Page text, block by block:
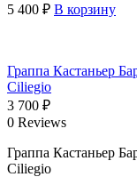
5 400 ₽ В корзину
Граппа Кастаньер
Ciliegio
3 700 ₽
0 Reviews
Граппа Кастаньер
Ciliegio